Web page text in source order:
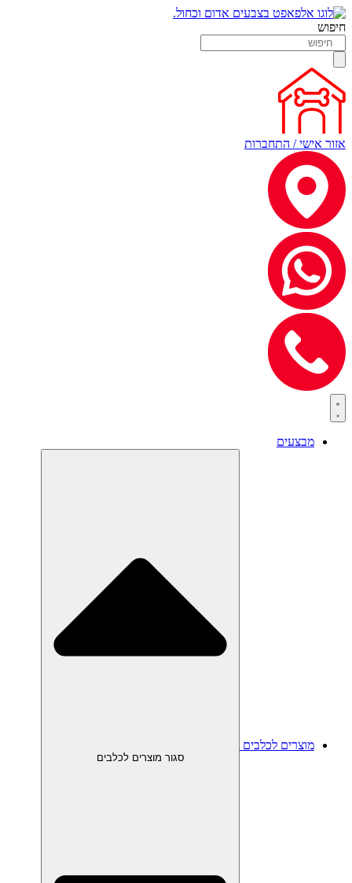
חיפוש
אזור אישי / התחברות
מבצעים
מוצרים לכלבים
סגור מוצרים לכלבים